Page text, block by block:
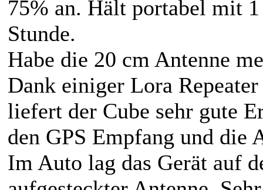
75% an. Hält portabel mit
Stunde.
Habe die 20 cm Antenne
Dank einiger Lora
liefert der Cube sehr gute
den GPS Empfang und die
Im Auto lag das Gerät auf